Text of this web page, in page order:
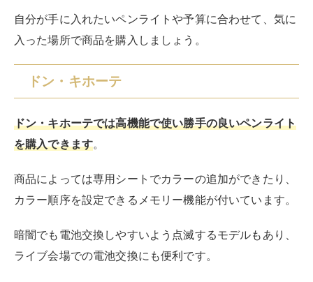
自分が手に入れたいペンライトや予算に合わせて、気に
入った場所で商品を購入しましょう。
ドン・キホーテ
ドン・キホーテでは高機能で使い勝手の良いペンライト
を購入できます。
商品によっては専用シートでカラーの追加ができたり、
カラー順序を設定できるメモリー機能が付いています。
暗闇でも電池交換しやすいよう点滅するモデルもあり、
ライブ会場での電池交換にも便利です。